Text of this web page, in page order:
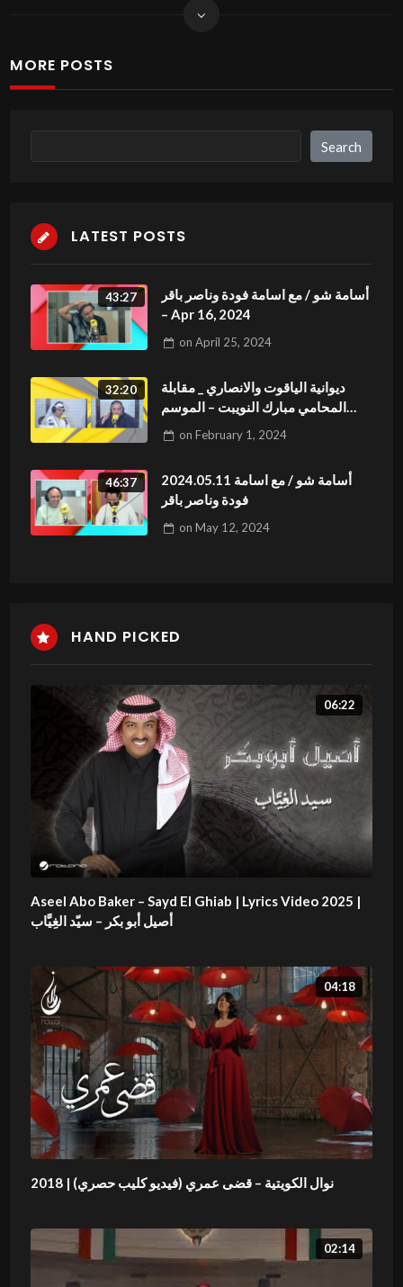
MORE POSTS
Search
LATEST POSTS
43:27
أسامة شو / مع اسامة فودة وناصر باقر
– Apr 16, 2024
on April 25, 2024
32:20
ديوانية الياقوت والانصاري _ مقابلة
المحامي مبارك النويبت – الموسم
الثاني الحلقة 15on February 1, 2024
46:37
2024.05.11 أسامة شو / مع اسامة
فودة وناصر باقر
on May 12, 2024
HAND PICKED
06:22
Aseel Abo Baker – Sayd El Ghiab | Lyrics Video 2025 |
أصيل أبو بكر – سيّد الغِيَّاب
04:18
نوال الكویتیة – قضى عمري (فيديو كليب حصري) | 2018
02:14